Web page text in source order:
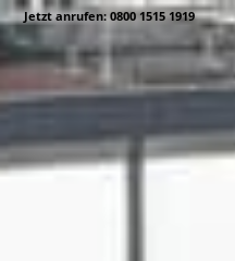
Jetzt anrufen: 0800 1515 1919